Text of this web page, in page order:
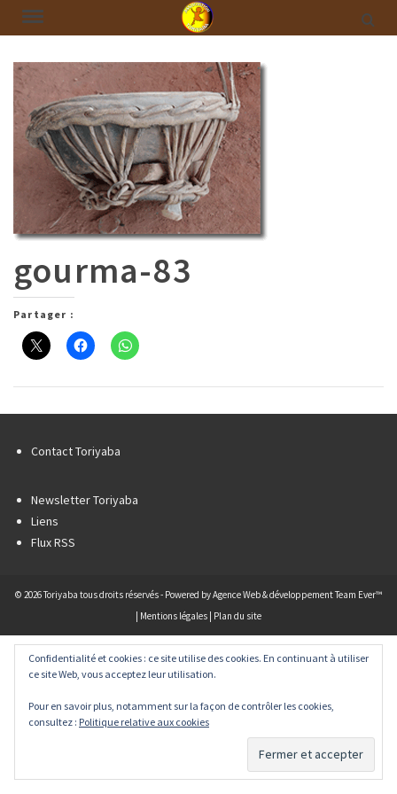
gourma-83
Partager :
Contact Toriyaba
Newsletter Toriyaba
Liens
Flux RSS
© 2026 Toriyaba tous droits réservés - Powered byAgence Web & développement Team Ever™
Mentions légales Plan du site
Confidentialité et cookies : ce site utilise des cookies. En continuant à utiliser
ce site Web, vous acceptez leur utilisation.
Pour en savoir plus, notamment sur la façon de contrôler les cookies,
consultez : Politique relative aux cookies